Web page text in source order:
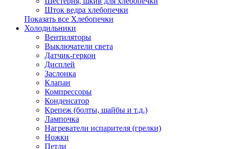
Шток ведра хлебопечки
Показать все Хлебопечки
Холодильники
Вентиляторы
Выключатели света
Датчик-геркон
Дисплей
Заслонка
Клапан
Компрессоры
Конденсатор
Крепеж (болты, шайбы и т.д.)
Лампочка
Нагреватели испарителя (грелки)
Ножки
Петли